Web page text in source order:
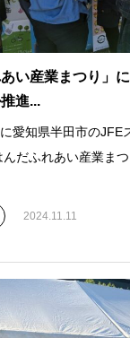
あい産業まつり」
進...
愛知県半田市のJFE
だふれあい産業ま
2024.11.11